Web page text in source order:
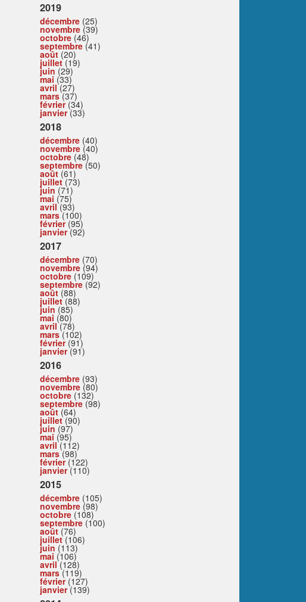
2019
décembre (25)
novembre (39)
octobre (46)
septembre (41)
août (20)
juillet(19)
juin (29)
mai (33)
avril(27)
mars(37)
février(34)
janvier(33)
2018
décembre (40)
novembre (40)
octobre (48)
septembre (50)
août (61)
juillet(73)
juin (71)
mai (75)
avril(93)
mars(100)
février(95)
janvier(92)
2017
décembre (70)
novembre (94)
octobre (109)
septembre (92)
août (88)
juillet(88)
juin (85)
mai (80)
avril(78)
mars(102)
février(91)
janvier(91)
2016
décembre (93)
novembre (80)
octobre (132)
septembre (98)
août (64)
juillet(90)
juin (97)
mai (95)
avril(112)
mars(98)
février(122)
janvier(110)
2015
décembre (105)
novembre (98)
octobre (108)
septembre (100)
août (76)
juillet(106)
juin (113)
mai (106)
avril(128)
mars(119)
février(127)
janvier(139)